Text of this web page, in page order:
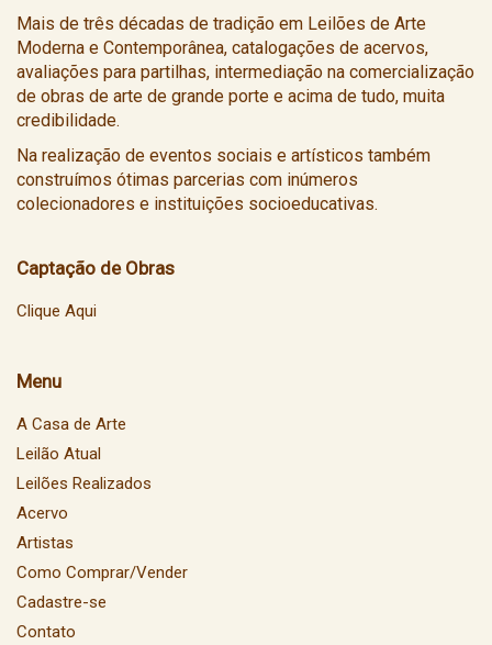
Mais de três décadas de tradição em Leilões de Arte
Moderna e Contemporânea, catalogações de acervos,
avaliações para partilhas, intermediação na comercialização
de obras de arte de grande porte e acima de tudo, muita
credibilidade.
Na realização de eventos sociais e artísticos também
construímos ótimas parcerias com inúmeros
colecionadores e instituições socioeducativas.
Captação de Obras
Clique Aqui
Menu
A Casa de Arte
Leilão Atual
Leilões Realizados
Acervo
Artistas
Como Comprar/Vender
Cadastre-se
Contato